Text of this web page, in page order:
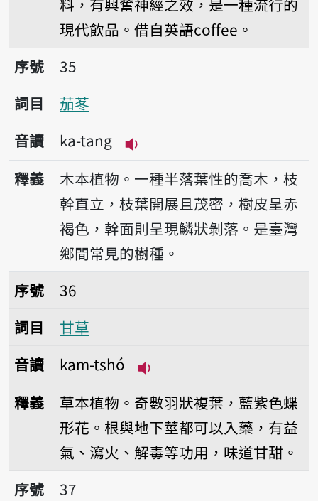
料，有興奮神經之效，是一種流行的
現代飲品。借自英語coffee。
序號35茄苳
序號
35
詞目
茄苳
音讀
ka-tang
播放音讀ka-tang
釋義
木本植物。一種半落葉性的喬木，枝
幹直立，枝葉開展且茂密，樹皮呈赤
褐色，幹面則呈現鱗狀剝落。是臺灣
鄉間常見的樹種。
序號36甘草
序號
36
詞目
甘草
音讀
kam-tshó
釋義
草本植物。奇數羽狀複葉，藍紫色蝶
形花。根與地下莖都可以入藥，有益
氣、瀉火、解毒等功用，味道甘甜。
序號37雞榆
序號
37